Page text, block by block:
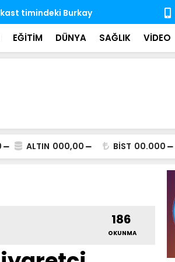
boş üyeliklere
MSB:
almaya
EĞİTİM DÜNYA SAĞLIK VİDEO
ALTIN 000,00 BİST 00.000
186
OKUNMA